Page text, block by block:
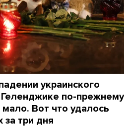
украинского
по-прежнему
мало. Вот что удалось
за три дня